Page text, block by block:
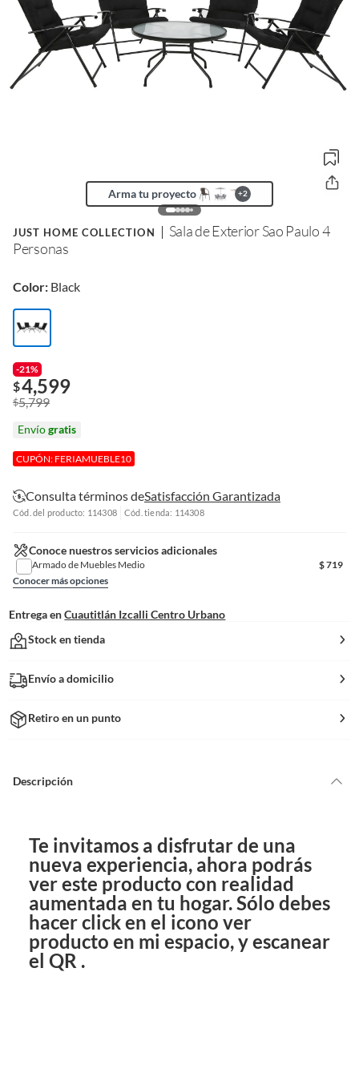
Arma tu proyecto +2
JUST HOME COLLECTION
Sala de Exterior Sao Paulo 4
Personas
Color: Black
-21%
$4,599
$5,799
Envíogratis
CUPÓN: FERIAMUEBLE10
Consulta términos deSatisfacción Garantizada
Cód. del producto: 114308 Cód. tienda: 114308
Conoce nuestros servicios adicionales
Armado de Muebles Medio $719
Conocer más opciones
Entrega en Cuautitlán Izcalli Centro Urbano
Stock en tienda
Envío a domicilio
Retiro en un punto
Descripción
Te invitamos a disfrutar de una
nueva experiencia, ahora podrás
ver este producto con realidad
aumentada en tu hogar. Sólo debes
hacer click en el icono ver
producto en mi espacio, y escanear
el QR .